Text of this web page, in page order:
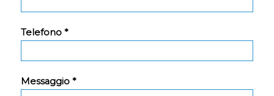
Telefono *
Messaggio *